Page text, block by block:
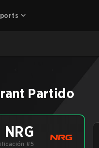
Partido
NRG
#5